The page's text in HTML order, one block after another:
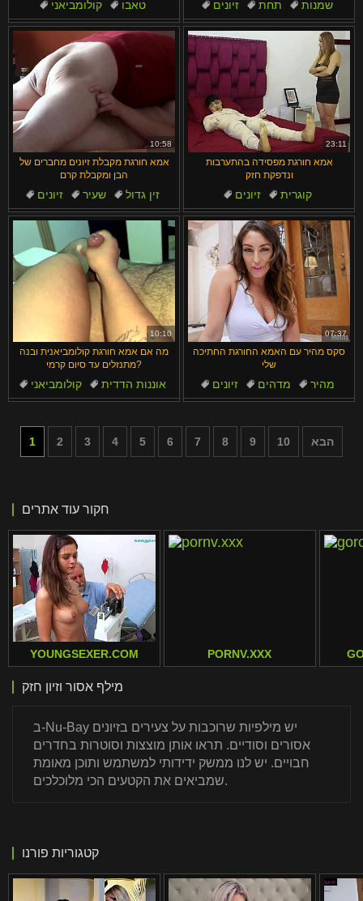
קולומביאני
טאבו
בייביסיטר
קרימפיי הודי
זיונים תחת
שמנות
טאבו
מציצות
10:58
אמא חורגת מקבלת זיונים מחברים של
הבן ומקבלת קרם
זיונים שעיר
זין גדול
טאבו
עקרת בית
23:11
אמא חורגת מפסידה בהתערבות
ונדפקת חזק
זיונים
קוגרית
משחק תפקידים
ליקוק כוס
תחתונים
10:10
מה אם אמא חורגת קולומביאנית ובנה
מתנזלים עד סיום קרמי?
קולומביאני
אוננות הדדית
איטלקי
ארהב מטפטף
07:37
סקס מהיר עם האמא החורגת החתיכה
שלי
זיונים מדהים
מהיר
כוס
חמוד
1 2 3 4 5 6 7 8 9 10 הבא
חקור עוד אתרים
YOUNGSEXER.COM PORNV.XXX
מילף אסור וזיון חזק
ב-Nu-Bay יש מילפיות שרוכבות על צעירים בזיונים
אסורים וסודיים. תראו אותן מוצצות וסוטרות בחדרים
חבויים. יש לנו ממשק ידידותי למשתמש ותוכן מאומת
שמביאים את הקטעים הכי מלוכלכים.
קטגוריות פורנו